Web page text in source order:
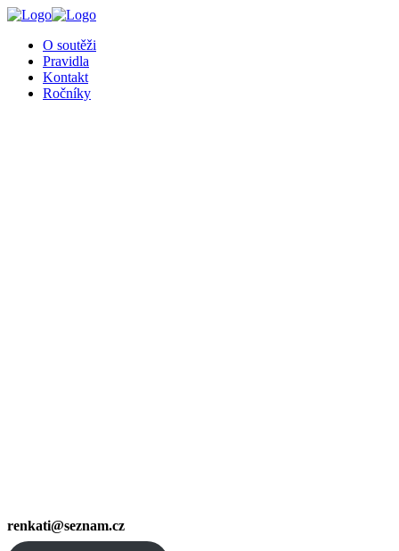
O soutěži
Pravidla
Kontakt
Ročníky
renkati@seznam.cz